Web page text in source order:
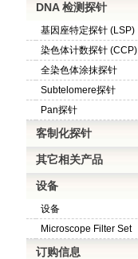
DNA 检测探针
基因座特定探针 (LSP)
染色体计数探针 (CCP)
全染色体涂抹探针
Subtelomere探针
Pan探针
客制化探针
其它相关产品
设备
设备
Microscope Filter Set
订购信息